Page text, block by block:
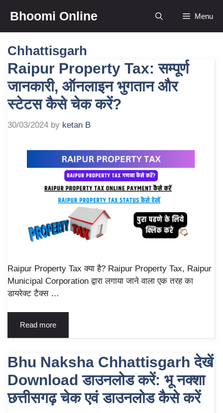
content
Bhoomi Online Menu
Chhattisgarh
Raipur Property Tax: सम्पूर्ण
जानकारी, ऑनलाइन भुगतान और
स्टेटस कैसे चेक करें?
30/03/2024 by ketan B
Raipur Property Tax क्या है? Raipur Property Tax, Raipur
Municipal Corporation द्वारा लगाया जाने वाला एक तरह का
डायरेक्ट टैक्स …
Read more
Bhu Naksha Chhattisgarh देखें
Download डाउनलोड करें: भू नक्शा
छत्तीसगढ़ चेक एवं डाउनलोड कैसे करें